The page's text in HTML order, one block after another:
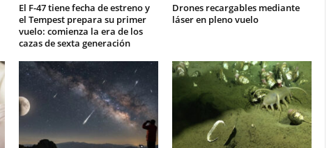
El F-47 tiene fecha de estreno y
el Tempest prepara su primer
vuelo: comienza la era de los
cazas de sexta generación
Drones recargables mediante
láser en pleno vuelo